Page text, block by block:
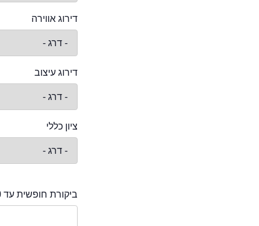
דירוג אווירה
דירוג עיצוב
ציון כללי
ביקורת חופשית עד 2000 תווים